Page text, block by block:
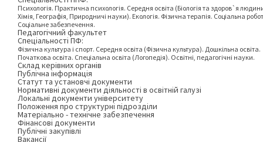
Психологія. Практична психологія. Середня освіта (Біологія та здоров`я
Хімія, Географія, Природничі науки). Екологія. Фізична терапія. Соціальна
Соціальне забезпечення.
Педагогічний факультет
Спеціальності ПФ:
Фізична культура і спорт. Середня освіта (Фізична культура). Дошкільна освіта.
Початкова освіта. Спеціальна освіта (Логопедія). Освітні, педагогічні науки.
Склад керівних органів
Публічна інформація
Статут та установчі документи
Нормативні документи діяльності в освітній галузі
Локальні документи університету
Положення про структурні підрозділи
Матеріально - технічне забезпечення
Фінансові документи
Публічні закупівлі
Вакансії